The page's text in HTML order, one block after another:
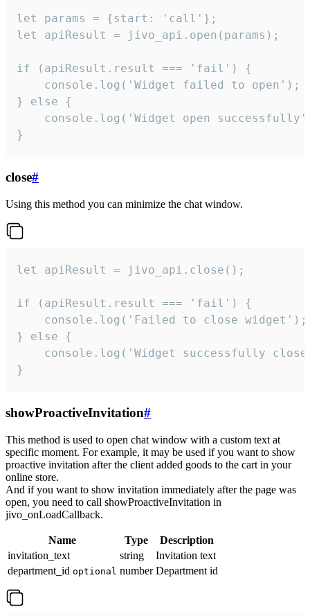
let params = {start: 'call'};
let apiResult = jivo_api.open(params);
if (apiResult.result === 'fail') {
    console.log('Widget failed to open');
} else {
console.log('Widget open
}
close#
Using this method you can minimize the chat window.
let apiResult = jivo_api.close();
if (apiResult.result === 'fail') {
    console.log('Failed to close widget');
} else {
console.log('Widget successfully
}
showProactiveInvitation#
This method is used to open chat window with a custom text at
specific moment. For example, it may be used if you want to show
proactive invitation after the client added goods to the cart in your
online store.
And if you want to show invitation immediately after the page was
open, you need to call showProactiveInvitation in
jivo_onLoadCallback.
Name Type
Description
invitation_text
string
Invitation text
department_id optional number Department id